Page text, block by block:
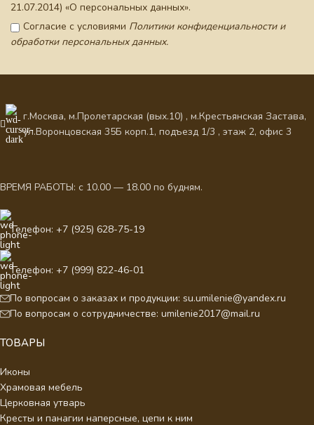
21.07.2014) «О персональных данных».
Согласие с условиями Политики конфиденциальности и
обработки персональных данных.
г.Москва, м.Пролетарская (вых.10) , м.Крестьянская Застава,
ул.Воронцовская 35Б корп.1, подъезд 1/3 , этаж 2, офис 3
ВРЕМЯ РАБОТЫ: с 10.00 — 18.00 по будням.
Телефон: +7 (925) 628-75-19
Телефон: +7 (999) 822-46-01
По вопросам о заказах и продукции: su.umilenie@yandex.ru
По вопросам о сотрудничестве: umilenie2017@mail.ru
ТОВАРЫ
Иконы
Храмовая мебель
Церковная утварь
Кресты и панагии наперсные, цепи к ним